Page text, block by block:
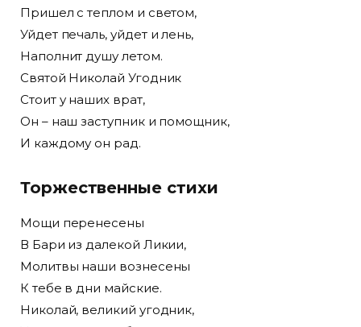
Пришел с теплом и светом,
Уйдет печаль, уйдет и лень,
Наполнит душу летом.
Святой Николай Угодник
Стоит у наших врат,
Он – наш заступник и помощник,
И каждому он рад.
Торжественные стихи
Мощи перенесены
В Бари из далекой Ликии,
Молитвы наши вознесены
К тебе в дни майские.
Николай, великий угодник,